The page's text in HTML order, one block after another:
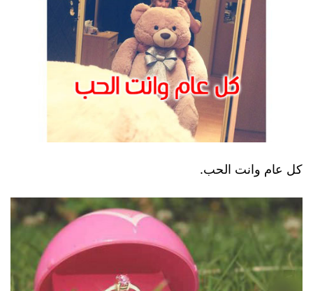
كل عام وانت الحب.